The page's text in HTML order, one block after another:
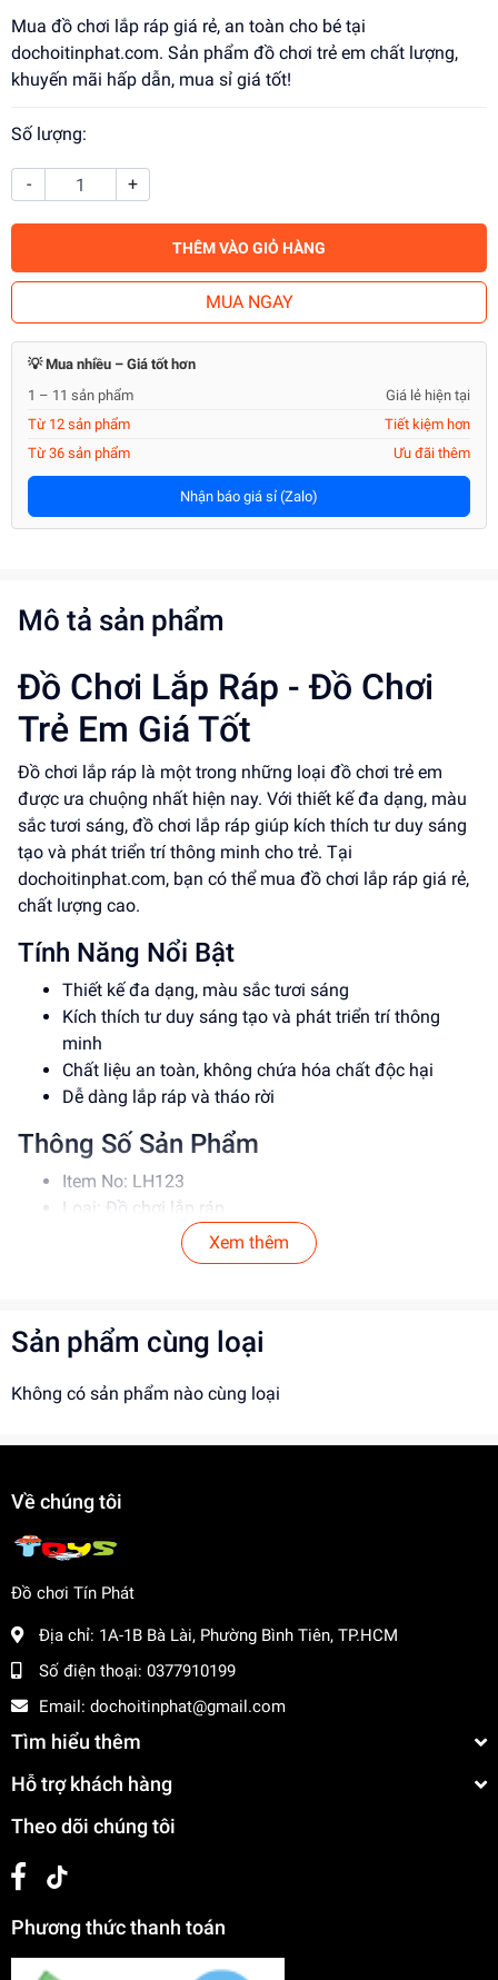
Mua đồ chơi lắp ráp giá rẻ, an toàn cho bé tại
dochoitinphat.com. Sản phẩm đồ chơi trẻ em chất lượng,
khuyến mãi hấp dẫn, mua sỉ giá tốt!
Số lượng:
- +
THÊM VÀO GIỎ HÀNG
MUA NGAY
💡 Mua nhiều – Giá tốt hơn
1 – 11 sản phẩm
Giá lẻ hiện tại
Từ 12 sản phẩm
Tiết kiệm hơn
Từ 36 sản phẩm
Ưu đãi thêm
Nhận báo giá sỉ (Zalo)
Mô tả sản phẩm
Đồ Chơi Lắp Ráp - Đồ Chơi
Trẻ Em Giá Tốt
Đồ chơi lắp ráp là một trong những loại đồ chơi trẻ em
được ưa chuộng nhất hiện nay. Với thiết kế đa dạng, màu
sắc tươi sáng, đồ chơi lắp ráp giúp kích thích tư duy sáng
tạo và phát triển trí thông minh cho trẻ. Tại
dochoitinphat.com, bạn có thể mua đồ chơi lắp ráp giá rẻ,
chất lượng cao.
Tính Năng Nổi Bật
Thiết kế đa dạng, màu sắc tươi sáng
Kích thích tư duy sáng tạo và phát triển trí thông
minh
Chất liệu an toàn, không chứa hóa chất độc hại
Dễ dàng lắp ráp và tháo rời
Thông Số Sản Phẩm
Item No: LH123
Loại: Đồ chơi lắp ráp
Chất liệu: Nhựa
Độ tuổi phù hợp: 5-12 tuổi
Đọc kỹ hướng dẫn trước khi sử dụng
Giám sát trẻ khi chơi để tránh tai nạn
Lợi Ích Phát Triển
Rèn luyện kỹ năng giải quyết vấn đề
Tăng cường khả năng phối hợp và cân bằng
Mua ngay đồ chơi lắp ráp tại
sản phẩm.
Xem thêm
Sản phẩm cùng loại
Không có sản phẩm nào cùng loại
Về chúng tôi
Đồ chơi Tín Phát
Địa chỉ: 1A-1B Bà Lài, Phường Bình Tiên, TP.HCM
Số điện thoại: 0377910199
Email: dochoitinphat@gmail.com
Tìm hiểu thêm
Hỗ trợ khách hàng
Theo dõi chúng tôi
Phương thức thanh toán